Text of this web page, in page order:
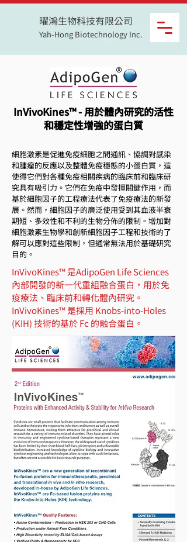
曜鴻生物科技有限公司
Yah-Hong Biotechnology Inc.
InVivoKines™ - 用於體內研究的活性
和穩定性增強的蛋白質
細胞激素是促進免疫細胞之間通訊、協調對感染
和腫瘤的反應以及整體免疫穩態的小蛋白質，這
使得它們對各種免疫相關疾病的臨床前和臨床研
究具有吸引力。它們在免疫中發揮關鍵作用，而
基於細胞因子的工程療法代表了免疫療法的新發
展。然而，細胞因子的廣泛使用受到其血液半衰
期短、多效性和不利的生物分佈的限制。增加對
細胞激素生物學和創新細胞因子工程和技術的了
解可以應對這些限制，但通常無法用於基礎研究
目的。
InVivoKines™ 是AdipoGen Life Sciences
內部開發的新一代重組融合蛋白，用於免
疫療法、臨床前和轉化體內研究。
InVivoKines™ 是採用 Knobs-into-Holes
(KIH) 技術的基於 Fc 的融合蛋白。